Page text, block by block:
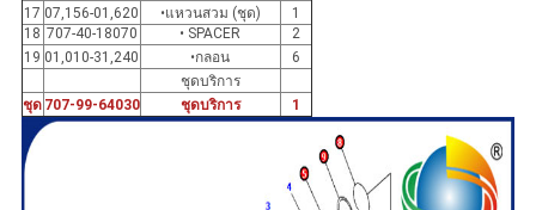
17 07,156-01,620 •แหวนสวม (ชุด)
1
18 707-40-18070 • SPACER
2
19 01,010-31,240 •กลอน
6
ชุดบริการ
ชุด 707-99-64030 ชุดบริการ 1